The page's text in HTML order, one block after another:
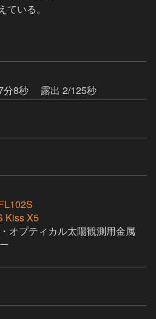
いる。
分8秒
露出 2/125秒
Kiss X5
オプティカル太陽観測用金属